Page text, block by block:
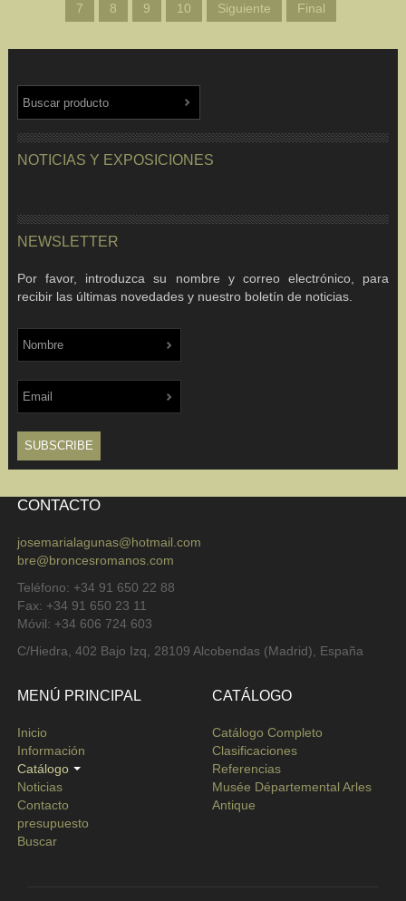
7
8 9 10 Siguiente Final
NOTICIAS Y EXPOSICIONES
NEWSLETTER
Por favor, introduzca su nombre y correo electrónico, para
recibir las últimas novedades y nuestro boletín de noticias.
CONTACTO
josemarialagunas@hotmail.com
bre@broncesromanos.com
Teléfono: +34 91 650 22 88
Fax: +34 91 650 23 11
Móvil: +34 606 724 603
C/Hiedra, 402 Bajo Izq, 28109 Alcobendas (Madrid), España
MENÚ PRINCIPAL
Inicio
Información
Catálogo
Noticias
Contacto
presupuesto
Buscar
CATÁLOGO
Catálogo Completo
Clasificaciones
Referencias
Musée Départemental Arles
Antique